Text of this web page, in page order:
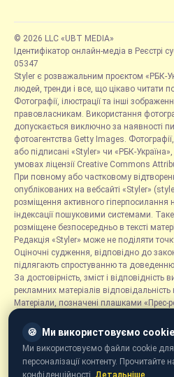
© 2026 LLC «UBT MEDIA»
Ідентифікатор онлайн-медіа в Реєстрі
05347
Styler є розважальним проєктом «РБК-
людей, тренди і все, що цікаво читати
Фотографії, ілюстрації та інші
правовласникам. Використання
допускається виключно за наявності
фотоагентства Getty Images.
або підписані «Styler» чи «РБК-
умовах ліцензії Creative Commons
При повному або частковому
опублікованих на вебсайті «Styler»
розміщення активного гіперпосилання
індексації пошуковими системами.
розміщене безпосередньо в тексті
Редакція «Styler» може не поділяти
Оціночні судження, відповідно до
підлягають спростуванню та доведенню
За достовірність, зміст і
рекламних матеріалів
Матеріали, позначені плашками «Прес-
розміщуються на правах реклами.
Рубрика «Новини компаній» є
новини, повідомлення та оголошення,
компаній, і ґрунтується на інформації,
🍪 Ми використовуємо cookie
Ми використовуємо файли cookie для
персоналізації контенту. Прочитайте
конфіденційності. Детальніше